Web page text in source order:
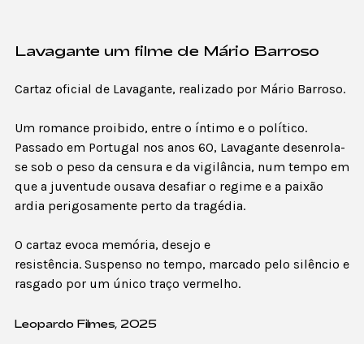
Lavagante um filme de Mário Barroso
Cartaz oficial de Lavagante, realizado por Mário Barroso.
Um romance proibido, entre o íntimo e o político.
Passado em Portugal nos anos 60, Lavagante desenrola-
se sob o peso da censura e da vigilância, num tempo em
que a juventude ousava desafiar o regime e a paixão
ardia perigosamente perto da tragédia.
O cartaz evoca memória, desejo e
resistência. Suspenso no tempo, marcado pelo silêncio e
rasgado por um único traço vermelho.
Leopardo Filmes, 2025